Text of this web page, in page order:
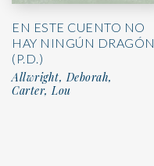
EN ESTE CUENTO NO
HAY NINGÚN DRAGÓN
(P.D.)
Allwright, Deborah,
Carter, Lou